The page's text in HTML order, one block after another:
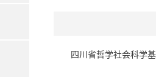
四川省哲学社会科学